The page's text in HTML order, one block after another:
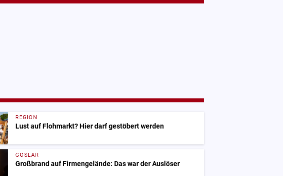
REGION
Lust auf Flohmarkt? Hier darf gestöbert werden
GOSLAR
Großbrand auf Firmengelände: Das war der Auslöser